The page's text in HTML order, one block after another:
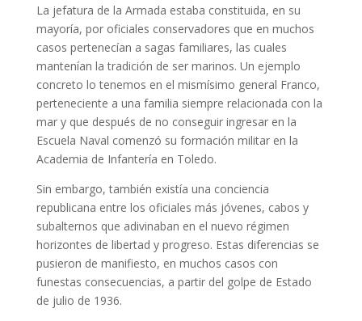
La jefatura de la Armada estaba constituida, en su
mayoría, por oficiales conservadores que en muchos
casos pertenecían a sagas familiares, las cuales
mantenían la tradición de ser marinos. Un ejemplo
concreto lo tenemos en el mismísimo general Franco,
perteneciente a una familia siempre relacionada con la
mar y que después de no conseguir ingresar en la
Escuela Naval comenzó su formación militar en la
Academia de Infantería en Toledo.
Sin embargo, también existía una conciencia
republicana entre los oficiales más jóvenes, cabos y
subalternos que adivinaban en el nuevo régimen
horizontes de libertad y progreso. Estas diferencias se
pusieron de manifiesto, en muchos casos con
funestas consecuencias, a partir del golpe de Estado
de julio de 1936.